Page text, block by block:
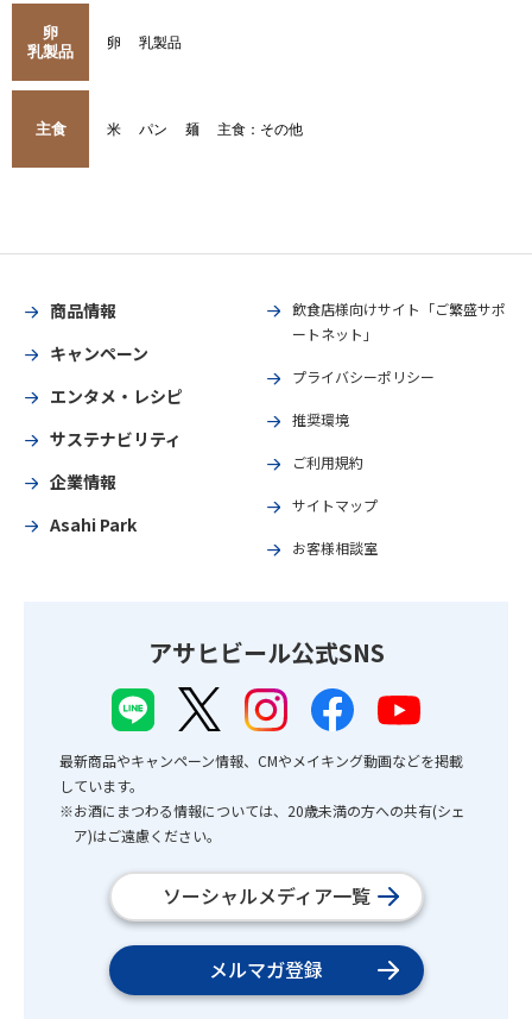
卵
乳製品
卵 乳製品
主食 米 パン 麺 主食：その他
商品情報
キャンペーン
エンタメ・レシピ
サステナビリティ
企業情報
Asahi Park
飲食店様向けサイト「ご繁盛サポ
ートネット」
プライバシーポリシー
推奨環境
ご利用規約
サイトマップ
お客様相談室
アサヒビール公式SNS
最新商品やキャンペーン情報、CMやメイキング動画などを掲載
しています。
※お酒にまつわる情報については、20歳未満の方への共有(シェ
ア)はご遠慮ください。
ソーシャルメディア一覧
メルマガ登録